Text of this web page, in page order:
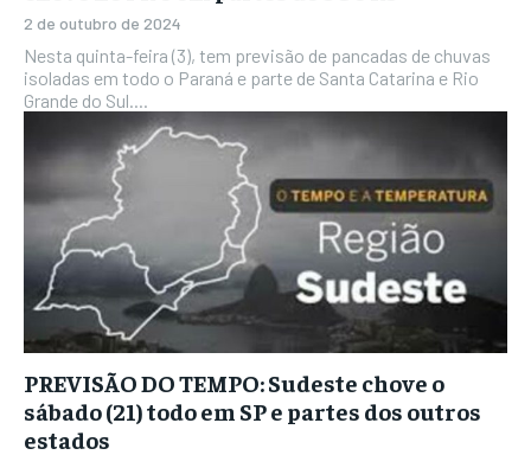
2 de outubro de 2024
Nesta quinta-feira (3), tem previsão de pancadas de chuvas
isoladas em todo o Paraná e parte de Santa Catarina e Rio
Grande do Sul....
PREVISÃO DO TEMPO: Sudeste chove o
sábado (21) todo em SP e partes dos outros
estados